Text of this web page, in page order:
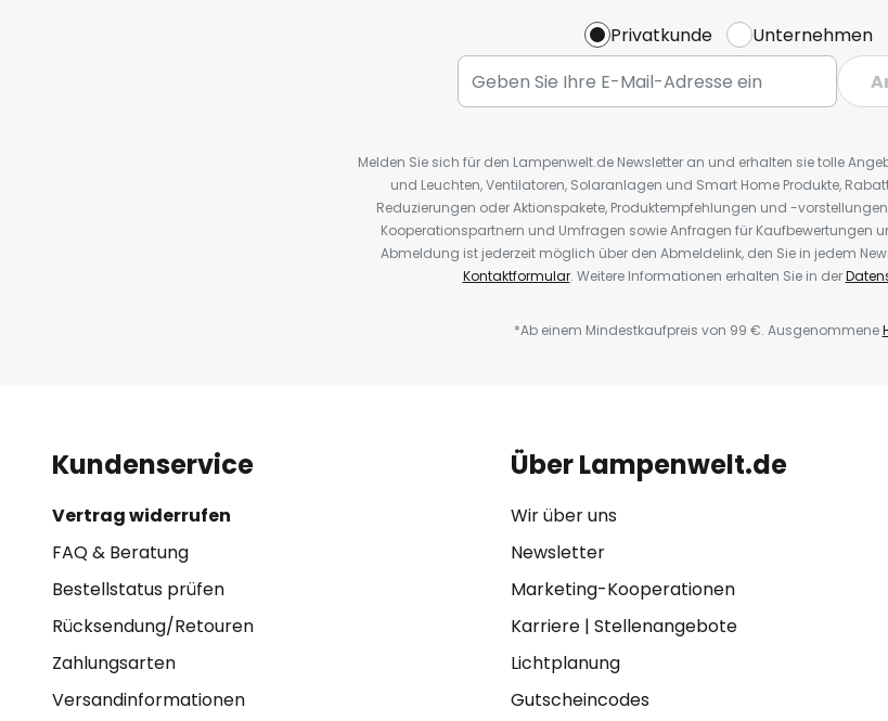
Privatkunde
Unternehmen
Melden Sie sich für den Lampenwelt.de Newsletter an und erhalten sie tolle
und Leuchten, Ventilatoren, Solaranlagen und Smart Home Produkte,
Reduzierungen oder Aktionspakete, Produktempfehlungen und -
Kooperationspartnern und Umfragen sowie Anfragen für Kaufbewertungen
Abmeldung ist jederzeit möglich über den Abmeldelink, den Sie in jedem
Kontaktformular. Weitere Informationen erhalten Sie in der
*Ab einem Mindestkaufpreis von 99 €. Ausgenommene
Kundenservice
Vertrag widerrufen
FAQ & Beratung
Bestellstatus prüfen
Rücksendung/Retouren
Zahlungsarten
Versandinformationen
Über Lampenwelt.de
Wir über uns
Newsletter
Marketing-Kooperationen
Karriere| Stellenangebote
Lichtplanung
Gutscheincodes